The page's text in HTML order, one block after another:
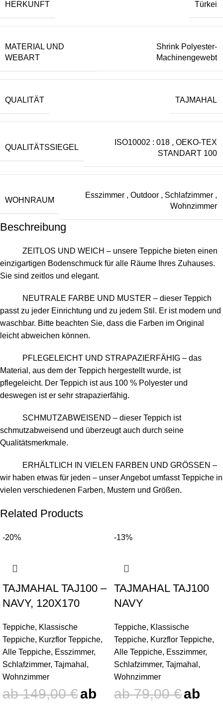
HERKUNFT Türkei
MATERIAL UND
WEBART
Shrink Polyester-
Machinengewebt
QUALITÄT TAJMAHAL
QUALITÄTSSIEGEL
ISO10002 : 018 , OEKO-TEX
STANDART 100
WOHNRAUM
Esszimmer , Outdoor , Schlafzimmer ,
Wohnzimmer
Beschreibung
ZEITLOS UND WEICH – unsere Teppiche bieten einen
einzigartigen Bodenschmuck für alle Räume Ihres Zuhauses.
Sie sind zeitlos und elegant.
NEUTRALE FARBE UND MUSTER – dieser Teppich
passt zu jeder Einrichtung und zu jedem Stil. Er ist modern und
waschbar. Bitte beachten Sie, dass die Farben im Original
leicht abweichen können.
PFLEGELEICHT UND STRAPAZIERFÄHIG – das
Material, aus dem der Teppich hergestellt wurde, ist
pflegeleicht. Der Teppich ist aus 100 % Polyester und
deswegen ist er sehr strapazierfähig.
SCHMUTZABWEISEND – dieser Teppich ist
schmutzabweisend und überzeugt auch durch seine
Qualitätsmerkmale.
ERHÄLTLICH IN VIELEN FARBEN UND GRÖSSEN –
wir haben etwas für jeden – unser Angebot umfasst Teppiche in
vielen verschiedenen Farben, Mustern und Größen.
Related Products
-20%
TAJMAHAL TAJ100 –
NAVY, 120X170
Teppiche, Klassische
Teppiche, Kurzflor Teppiche,
Alle Teppiche, Esszimmer,
Schlafzimmer, Tajmahal ,
Wohnzimmer
149,00€
-13%
TAJMAHAL TAJ100
NAVY
Teppiche, Klassische
Teppiche, Kurzflor Teppiche,
Alle Teppiche, Esszimmer,
Schlafzimmer, Tajmahal ,
Wohnzimmer
79,00€